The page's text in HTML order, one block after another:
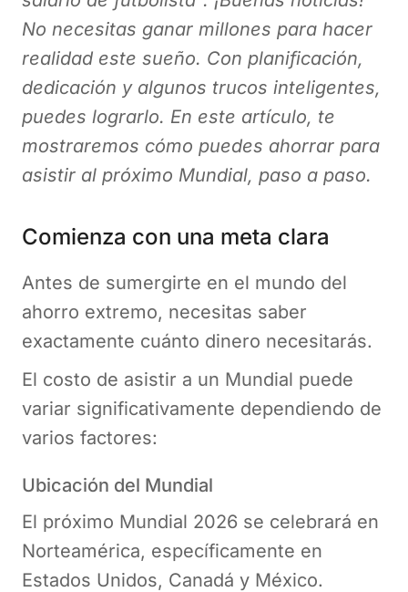
No necesitas ganar millones para hacer
realidad este sueño. Con planificación,
dedicación y algunos trucos inteligentes,
puedes lograrlo. En este artículo, te
mostraremos cómo puedes ahorrar para
asistir al próximo Mundial, paso a paso.
Comienza con una meta clara
Antes de sumergirte en el mundo del
ahorro extremo, necesitas saber
exactamente cuánto dinero necesitarás.
El costo de asistir a un Mundial puede
variar significativamente dependiendo de
varios factores:
Ubicación del Mundial
El próximo Mundial 2026 se celebrará en
Norteamérica, específicamente en
Estados Unidos, Canadá y México.